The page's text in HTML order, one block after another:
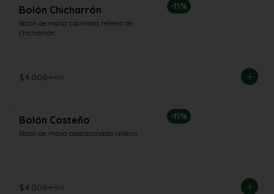
-11%
Bolón Chicharrón
Bolón de masa cocinada relleno de
chicharrón
$4.00$4.50
-11%
Bolón Costeño
Bolón de masa apataconada relleno
$4.00$4.50